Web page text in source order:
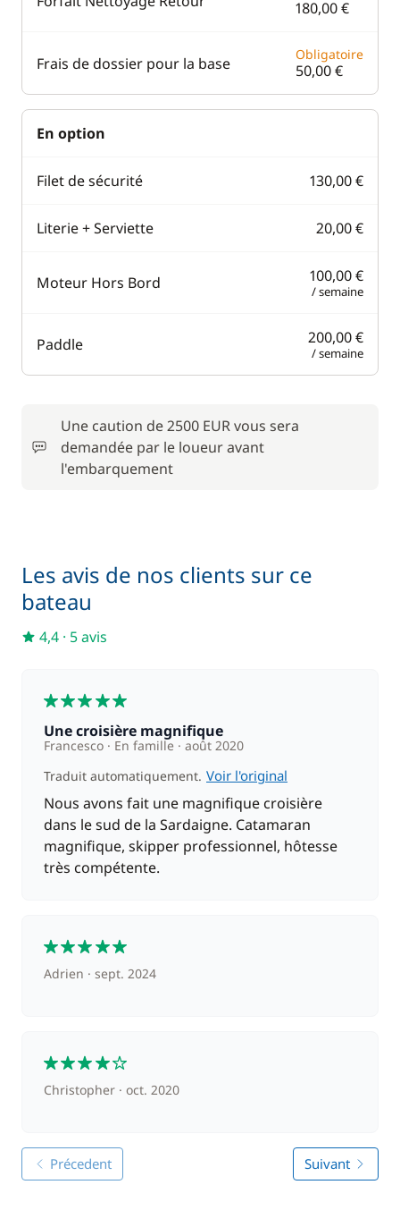
180,00 €
Frais de dossier pour la base Obligatoire
50,00 €
En option
Filet de sécurité 130,00 €
Literie + Serviette 20,00 €
Moteur Hors Bord 100,00 €
/ semaine
Paddle 200,00 €
/ semaine
Une caution de 2500 EUR vous sera
demandée par le loueur avant
l'embarquement
Les avis de nos clients sur ce
bateau
4,4 · 5 avis
Une croisière magnifique
Francesco En famille
août 2020
Traduit automatiquement. Voir l'original
Nous avons fait une magnifique croisière
dans le sud de la Sardaigne. Catamaran
magnifique, skipper professionnel, hôtesse
très compétente.
Adrien sept. 2024
Christopher oct. 2020
Précedent Suivant